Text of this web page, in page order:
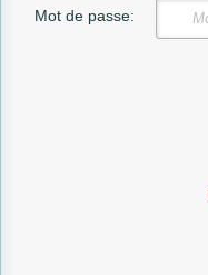
Mot de passe: